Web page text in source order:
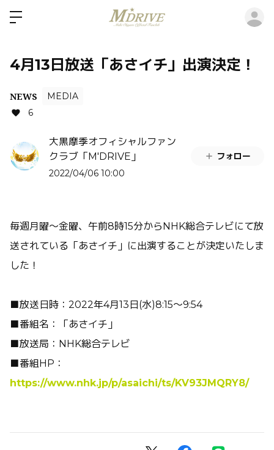
4月13日放送「あさイチ」出演決定！
NEWS
MEDIA
6
大黒摩季オフィシャルファン
クラブ「M'DRIVE」
2022/04/06 10:00
フォロー
毎週月曜〜金曜、午前8時15分からNHK総合テレビにて放
送されている「あさイチ」に出演することが決定いたしま
した！
■放送日時： 2022年4月13日(水)8:15〜9:54
■番組名：「あさイチ」
■放送局： NHK総合テレビ
■番組HP ：
https://www.nhk.jp/p/asaichi/ts/KV93JMQRY8/